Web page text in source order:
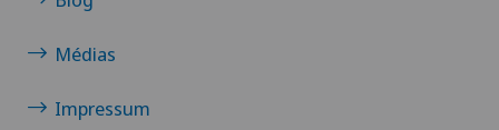
Médias
Impressum